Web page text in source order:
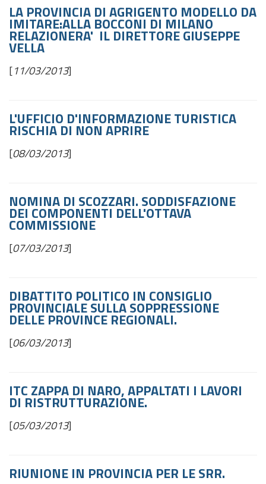
LA PROVINCIA DI AGRIGENTO MODELLO DA
IMITARE:ALLA BOCCONI DI MILANO
RELAZIONERA' IL DIRETTORE GIUSEPPE
VELLA
[11/03/2013]
L'UFFICIO D'INFORMAZIONE TURISTICA
RISCHIA DI NON APRIRE
[08/03/2013]
NOMINA DI SCOZZARI. SODDISFAZIONE
DEI COMPONENTI DELL'OTTAVA
COMMISSIONE
[07/03/2013]
DIBATTITO POLITICO IN CONSIGLIO
PROVINCIALE SULLA SOPPRESSIONE
DELLE PROVINCE REGIONALI.
[06/03/2013]
ITC ZAPPA DI NARO, APPALTATI I LAVORI
DI RISTRUTTURAZIONE.
[05/03/2013]
RIUNIONE IN PROVINCIA PER LE SRR.